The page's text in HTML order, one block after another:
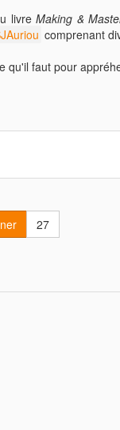
livreMaking &
comprenant
qu'il faut pour
27